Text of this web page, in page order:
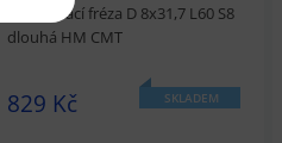
Drážkovací fréza D 8x31,7 L60 S8
dlouhá HM CMT
829 Kč SKLADEM